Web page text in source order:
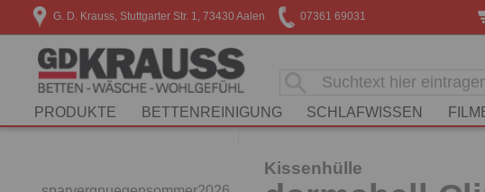
G. D. Krauss, Stuttgarter Str. 1, 73430 Aalen 07361 69031
PRODUKTE BETTENREINIGUNG SCHLAFWISSEN
Kissenhülle